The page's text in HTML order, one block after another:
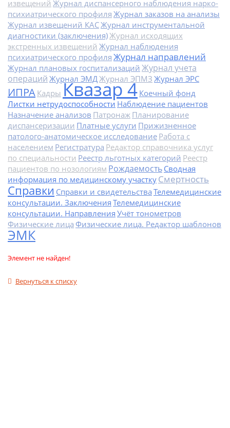
извещений Журнал диспансерного наблюдения нарко-
психиатрического профиля Журнал заказов на анализы
Журнал извещений КАСЖурнал инструментальной
диагностики (заключения)Журнал исходящих
экстренных извещений Журнал наблюдения
психиатрического профиля Журнал направлений
Журнал плановых госпитализаций Журнал учета
операций Журнал ЭМДЖурнал ЭПМЗ Журнал ЭРС
ИПРА Кадры Квазар 4 Коечный фонд
Листки нетрудоспособности Наблюдение пациентов
Назначение анализов Патронаж Планирование
диспансеризации Платные услуги Прижизненное
патолого-анатомическое исследование Работа с
населением Регистратура Редактор справочника услуг
по специальности Реестр льготных категорий Реестр
пациентов по нозологиям Рождаемость Сводная
информация по медицинскому участку Смертность
Справки Справки и свидетельства Телемедицинские
консультации. Заключения Телемедицинские
консультации. Направления Учёт тонометров
Физические лица Физические лица. Редактор шаблонов
ЭМК
Элемент не найден!
Вернуться к списку